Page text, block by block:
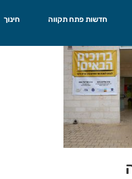
חדשות פתח תקווה חינוך